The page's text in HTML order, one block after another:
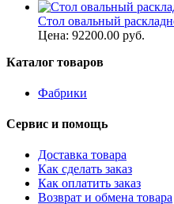
Стол овальный
Цена: 92200.00 руб.
Каталог товаров
Фабрики
Сервис и помощь
Доставка товара
Как сделать заказ
Как оплатить заказ
Возврат и обмена товара